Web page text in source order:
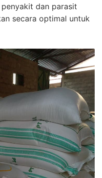
dan parasit
secara optimal untuk